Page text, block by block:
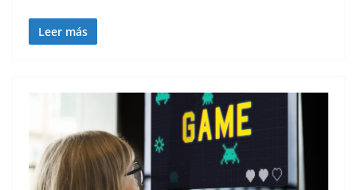
Leer más